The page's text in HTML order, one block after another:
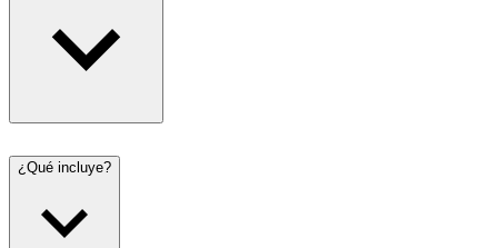
¿Qué incluye?